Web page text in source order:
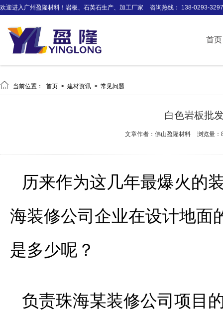
欢迎进入广州盈隆材料！岩板、石英石生产、加工厂家 咨询热线： 138-0293-3297
首页
 当前位置： 首页 > 建材资讯 > 常见问题
白色岩板批
文章作者：佛山盈隆材料 浏览量：
历来作为这几年最爆火的
海装修公司企业在设计地面
是多少呢？
负责珠海某装修公司项目